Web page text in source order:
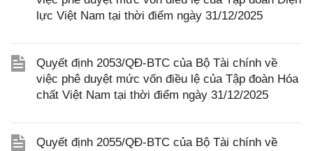
lực Việt Nam tại thời điểm ngày 31/12/2025
Quyết định 2053/QĐ-BTC của Bộ Tài chính về
việc phê duyệt mức vốn điều lệ của Tập đoàn Hóa
chất Việt Nam tại thời điểm ngày 31/12/2025
Quyết định 2055/QĐ-BTC của Bộ Tài chính về